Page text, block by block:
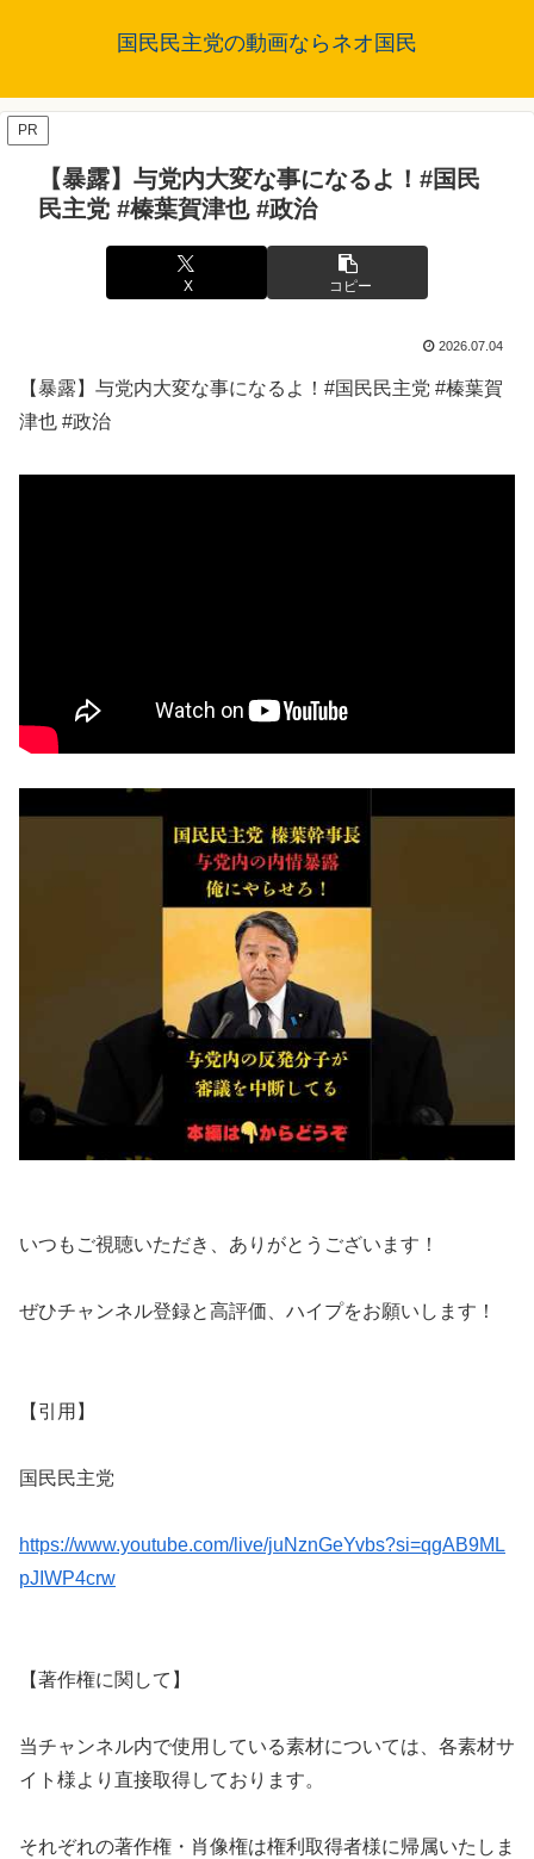
国民民主党の動画ならネオ国民
PR
【暴露】与党内大変な事になるよ！#国民
民主党 #榛葉賀津也 #政治
X コピー
2026.07.04
【暴露】与党内大変な事になるよ！#国民民主党 #榛葉賀
津也 #政治
いつもご視聴いただき、ありがとうございます！
ぜひチャンネル登録と高評価、ハイプをお願いします！
【引用】
国民民主党
https://www.youtube.com/live/juNznGeYvbs?si=qgAB9ML
pJIWP4crw
【著作権に関して】
当チャンネル内で使用している素材については、各素材サ
イト様より直接取得しております。
それぞれの著作権・肖像権は権利取得者様に帰属いたしま